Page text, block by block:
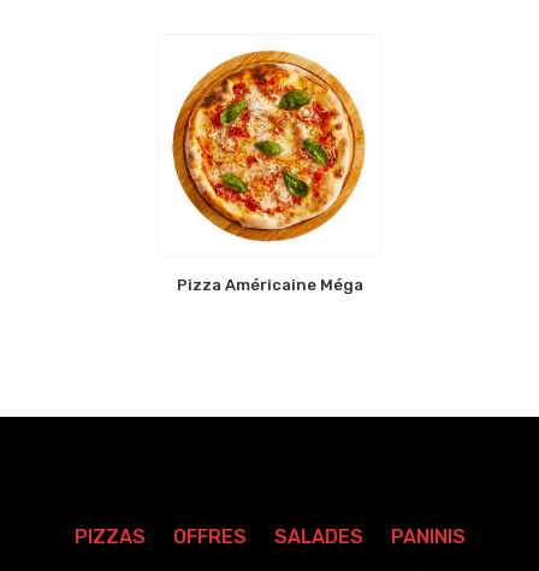
Pizza Américaine Méga
PIZZAS OFFRES SALADES PANINIS